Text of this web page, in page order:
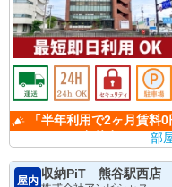
部
屋内
収納PiT 熊谷駅西店